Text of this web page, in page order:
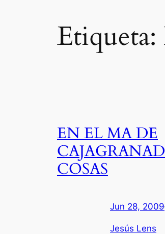
Etiqueta:
EN EL MA DE
COSAS
Jun 28, 2009
Jesús Lens